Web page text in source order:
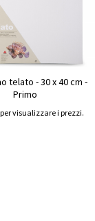
telato - 30 x 40 cm -
Primo
visualizzare i prezzi.